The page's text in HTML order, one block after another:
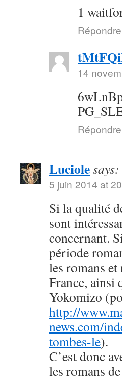
1
Répondre
14
Répondre
Luciolesays:
5 juin 2014 at
Si la qualité
sont
concernant.
période
les romans et
France, ainsi
Yokomizo
http://
news.com/
tombes-le).
C’est donc
les romans